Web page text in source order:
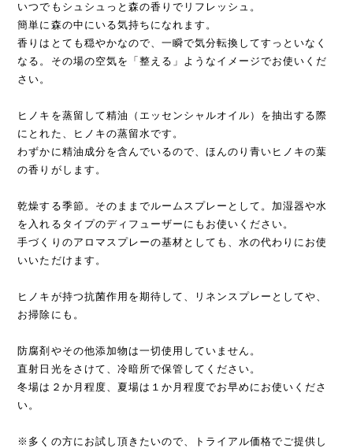
いつでもシュシュっと森の香りでリフレッシュ。
簡単に森の中にいる気持ちになれます。
香りはとても穏やかなので、一瞬で気分転換してすっといなく
なる。その場の空気を「整える」ようなイメージでお使いくだ
さい。
ヒノキを蒸留して精油（エッセンシャルオイル）を抽出する際
にとれた、ヒノキの蒸留水です。
わずかに精油成分を含んでいるので、ほんのり青いヒノキの葉
の香りがします。
乾燥する季節。そのままでルームスプレーとして。加湿器や水
を入れるタイプのディフューザーにもお使いください。
手づくりのアロマスプレーの基材としても、水の代わりにお使
いいただけます。
ヒノキが持つ抗菌作用を期待して、リネンスプレーとしてや、
お掃除にも。
防腐剤やその他添加物は一切使用していません。
直射日光をさけて、冷暗所で保管してください。
冬場は２か月程度、夏場は１か月程度でお早めにお使いくださ
い。
※多くの方にお試し頂きたいので、トライアル価格でご提供し